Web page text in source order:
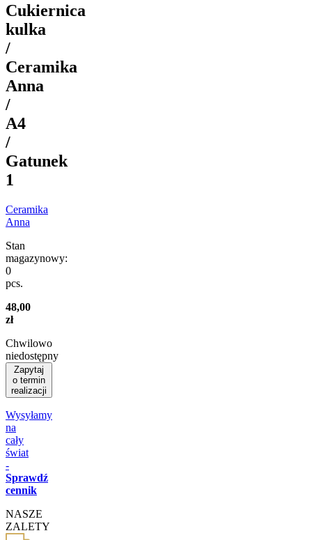
Cukiernica
kulka
/
Ceramika
Anna
/
A4
/
Gatunek
1
Ceramika
Anna
Stan
magazynowy:
0
pcs.
48,00
zł
Chwilowo
niedostępny
Zapytaj
o termin
realizacji
Wysyłamy
na
cały
świat
-
Sprawdź
cennik
NASZE
ZALETY